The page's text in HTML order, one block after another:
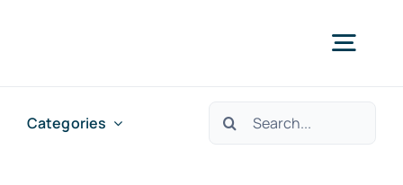
Categories
Categories
Search